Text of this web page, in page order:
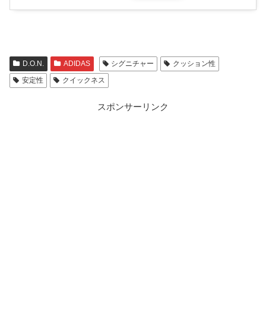
D.O.N. ADIDAS シグニチャー
クッション性
安定性
クイックネス
スポンサーリンク